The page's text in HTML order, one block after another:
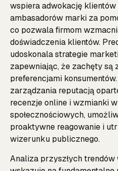
wspiera adwokację
ambasadorów marki za
co pozwala firmom
doświadczenia klientów.
udoskonala strategie
zapewniając, że zachęty są
preferencjami
zarządzania reputacją
recenzje online i wzmianki
społecznościowych,
proaktywne reagowanie i
wizerunku publicznego.
Analiza przyszłych